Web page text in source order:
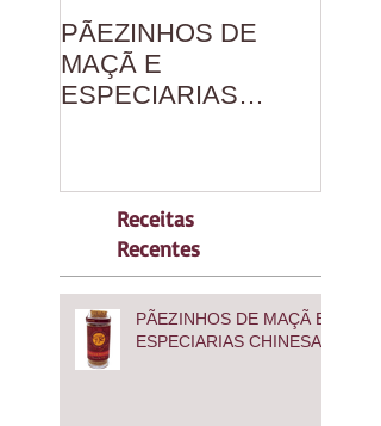
PÃEZINHOS DE
MAÇÃ E
ESPECIARIAS
Receitas
Recentes
PÃEZINHOS DE MAÇÃ E
ESPECIARIAS CHINESAS